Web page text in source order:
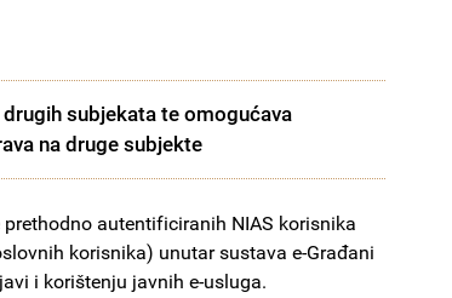
subjekata te omogućava
na druge subjekte
autentificiranih NIAS korisnika
korisnika) unutar sustava e-Građani
i korištenju javnih e-usluga.